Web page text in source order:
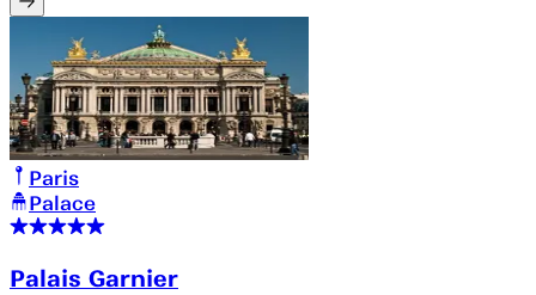
Paris
Palace
Palais Garnier